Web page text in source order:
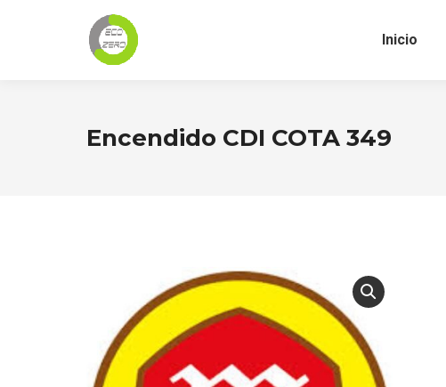
Inicio
Encendido CDI COTA 349